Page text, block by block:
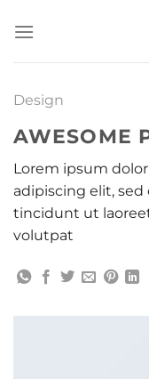
đến
Design
AWESOME
Lorem ipsum
adipiscing elit,
tincidunt ut
volutpat